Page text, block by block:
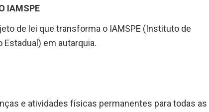
IAMSPE
de lei que transforma o IAMSPE (Instituto de
em autarquia.
e atividades físicas permanentes para todas as